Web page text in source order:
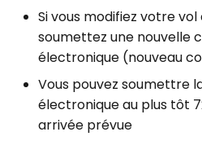
Si vous modifiez votre
soumettez une nouvelle
électronique (nouveau
Vous pouvez soumettre
électronique au plus tôt
arrivée prévue